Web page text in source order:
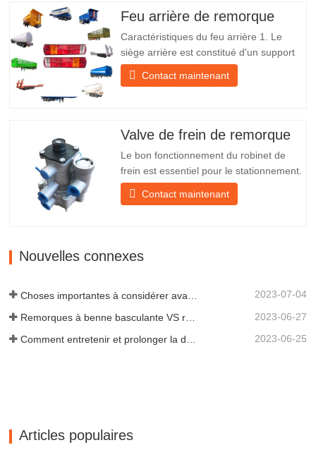
expédition À propos de nous Chengda
Group est un fabricant chinois de…
Feu arrière de remorque
Caractéristiques du feu arrière 1. Le
siège arrière est constitué d'un support
en fer, beaucoup plus résistant que
d'autres matériaux. Des vis et des écrous
l'abat-jour pour mieux protéger l'abat-jour
Contact maintenant
Valve de frein de remorque
Le bon fonctionnement du robinet de
frein est essentiel pour le stationnement.
Il assure un freinage en douceur de la
remorque. Fondée en 2005, Chengda
scientifiques et une équipe…
Contact maintenant
Nouvelles connexes
2023-07-04
2023-06-27
Comment entretenir et prolonger la durée de vie des remorques à benne basculante ? 2023-06-25
Articles populaires